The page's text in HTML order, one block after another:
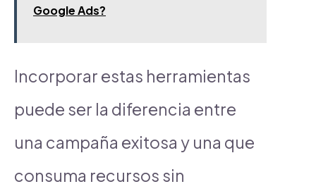
Google Ads?
Incorporar estas herramientas
puede ser la diferencia entre
una campaña exitosa y una que
consuma recursos sin